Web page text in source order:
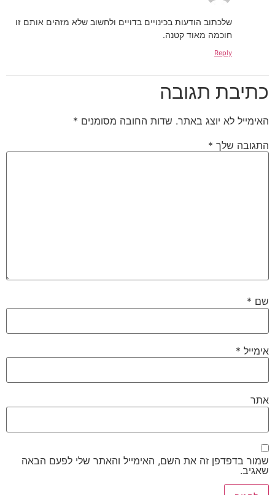
שלכתוב הודעות בכינויים בדויים ולחשוב שלא מזהים אותם זו
חוכמה מאוד קטנה.
Reply
כתיבת תגובה
האימייל לא יוצג באתר. שדות החובה מסומנים *
התגובה שלך *
שם *
אימייל *
אתר
שמור בדפדפן זה את השם, האימייל והאתר שלי לפעם הבאה
שאגיב.